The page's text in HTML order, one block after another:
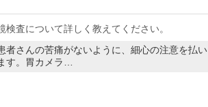
検査について詳しく教えてください。
者さんの苦痛がないように、細心の注意を払い
す。胃カメラ…